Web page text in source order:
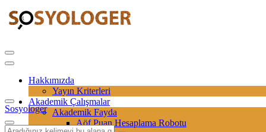
Hakkımızda
Yayın Kriterleri
Akademik Çalışmalar
Akademik Fayda
Aöf Puan Hesaplama Robotu
Sosyologer